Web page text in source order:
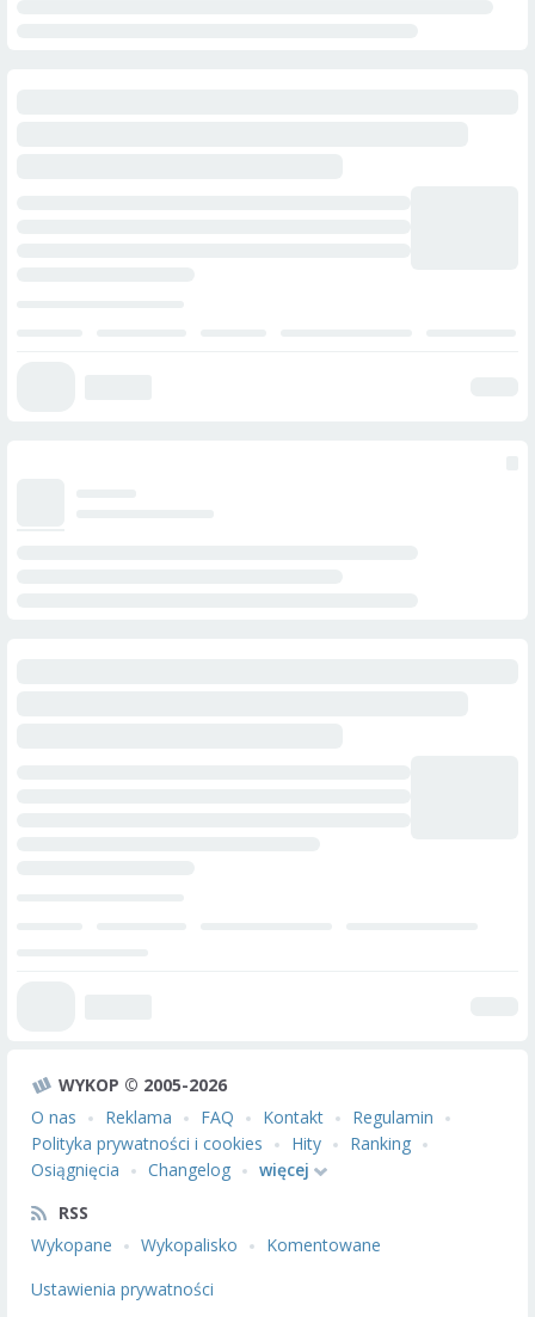
WYKOP © 2005-2026
O nas
Reklama FAQ Kontakt
Regulamin
Polityka prywatności i cookies
Hity
Ranking
Osiągnięcia
Changelog
więcej
RSS
Wykopane
Wykopalisko
Komentowane
Ustawienia prywatności